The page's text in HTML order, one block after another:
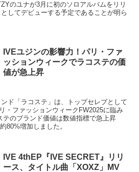
のユナが3月に初のソロアルバムをリリ
してデビューする予定であることが明ら
IVEユジンの影響力！パリ・ファ
ッションウィークでラコステの価
値が急上昇
ド「ラコステ」は、トップセレブとして
・ファッションウィークFW2025に臨み
テのブランド価値は数値指標で急上昇
80%増加しました。
IVE 4thEP『IVE SECRET』リリ
ース、タイトル曲「XOXZ」MV